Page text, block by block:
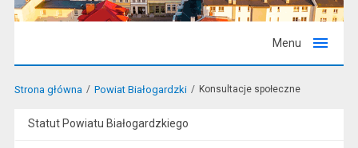
Menu
Strona główna Powiat Białogardzki Konsultacje społeczne
Statut Powiatu Białogardzkiego